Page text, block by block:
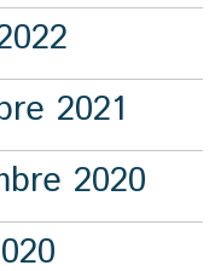
2021
2020